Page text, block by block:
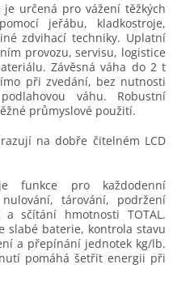
je určená pro vážení těžkých
jeřábu, kladkostroje,
zdvihací techniky. Uplatní
provozu, servisu, logistice
Závěsná váha do 2 t
při zvedání, bez nutnosti
váhu. Robustní
průmyslové použití.
na dobře čitelném LCD
funkce pro každodenní
tárování, podržení
a sčítání hmotnosti TOTAL.
slabé baterie, kontrola stavu
a přepínání jednotek kg/lb.
pomáhá šetřit energii při